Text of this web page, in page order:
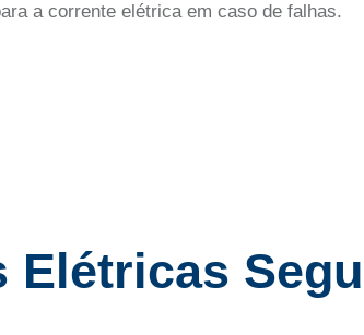
a corrente elétrica em caso de falhas.
Elétricas